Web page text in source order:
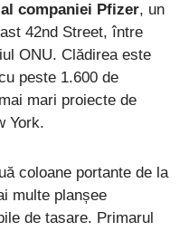
companiei Pfizer, un
42nd Street, între
ONU. Clădirea este
peste 1.600 de
mari proiecte de
York.
coloane portante de la
multe planșee
de tasare. Primarul